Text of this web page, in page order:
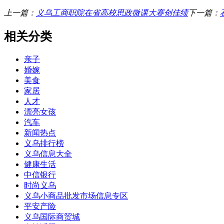
上一篇： 义乌工商职院在省高校思政微课大赛创佳绩下一篇：
相关分类
亲子
婚嫁
美食
家居
人才
漂亮女孩
汽车
新闻热点
义乌排行榜
义乌信息大全
健康生活
中信银行
时尚义乌
义乌小商品批发市场信息专区
平安产险
义乌国际商贸城